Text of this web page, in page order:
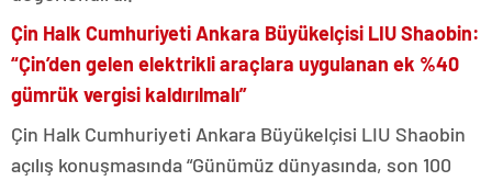
Çin Halk Cumhuriyeti Ankara Büyükelçisi LIU Shaobin:
“Çin’den gelen elektrikli araçlara uygulanan ek %40
gümrük vergisi kaldırılmalı”
Çin Halk Cumhuriyeti Ankara Büyükelçisi LIU Shaobin
açılış konuşmasında “Günümüz dünyasında, son 100